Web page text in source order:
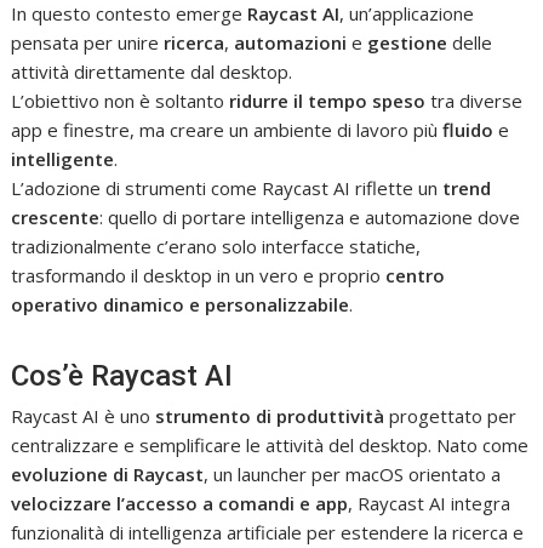
In questo contesto emerge Raycast AI, un’applicazione
pensata per unire ricerca, automazioni e gestione delle
attività direttamente dal desktop.
L’obiettivo non è soltanto ridurre il tempo speso tra diverse
app e finestre, ma creare un ambiente di lavoro piùfluido e
intelligente.
L’adozione di strumenti come Raycast AI riflette un trend
crescente: quello di portare intelligenza e automazione dove
tradizionalmente c’erano solo interfacce statiche,
trasformando il desktop in un vero e proprio centro
operativo dinamico e personalizzabile.
Cos’è Raycast AI
Raycast AI è uno strumento di produttività progettato per
centralizzare e semplificare le attività del desktop. Nato come
evoluzione di Raycast, un launcher per macOS orientato a
velocizzare l’accesso a comandi e app, Raycast AI integra
funzionalità di intelligenza artificiale per estendere la ricerca e